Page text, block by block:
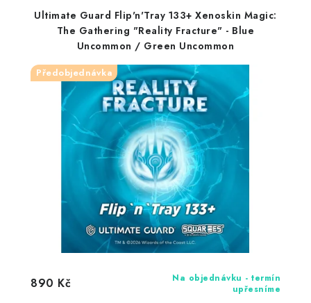
Ultimate Guard Flip'n'Tray 133+ Xenoskin Magic:
The Gathering "Reality Fracture" - Blue
Uncommon / Green Uncommon
Předobjednávka
Na objednávku - termín
upřesníme
890 Kč